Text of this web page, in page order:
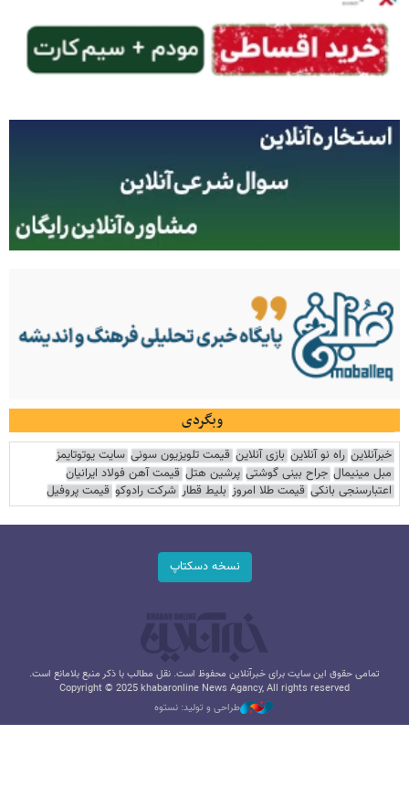
وبگردی
خبرآنلاین راه نو آنلاین بازی آنلاین قیمت تلویزیون سونی سایت یوتوتایمز
مبل مینیمال جراح بینی گوشتی پرشین هتل قیمت آهن فولاد ایرانیان
اعتبارسنجی بانکی قیمت طلا امروز بلیط قطار شرکت رادوکو قیمت پروفیل
نسخه دسکتاپ
تمامی حقوق این سایت برای خبرآنلاین محفوظ است. نقل مطالب با ذکر منبع بلامانع است.
Copyright © 2025 khabaronline News Agancy, All rights reserved
طراحی و تولید: نستوه